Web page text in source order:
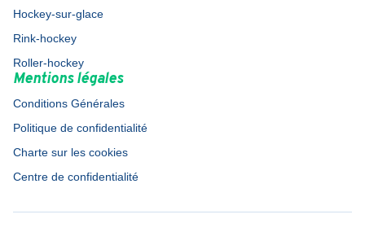
Hockey-sur-glace
Rink-hockey
Roller-hockey
Mentions légales
Conditions Générales
Politique de confidentialité
Charte sur les cookies
Centre de confidentialité